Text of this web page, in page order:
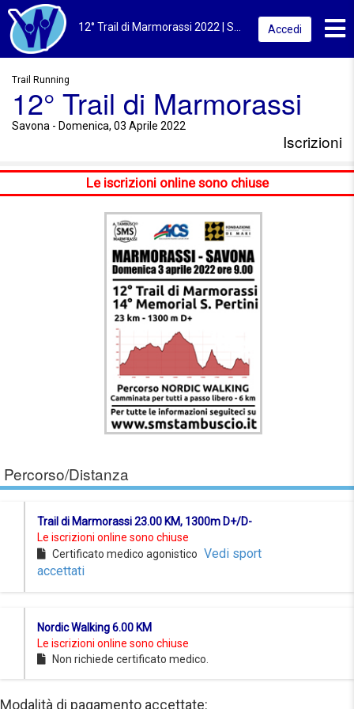
Accedi
Trail Running
12° Trail di Marmorassi
Savona - Domenica, 03 Aprile 2022
Iscrizioni
Le iscrizioni online sono chiuse
Percorso/Distanza
Trail di Marmorassi 23.00 KM, 1300m D+/D-
Le iscrizioni online sono chiuse
Certificato medico agonistico Vedi sport
accettati
Nordic Walking 6.00 KM
Le iscrizioni online sono chiuse
Non richiede certificato medico.
Modalità di pagamento accettate: